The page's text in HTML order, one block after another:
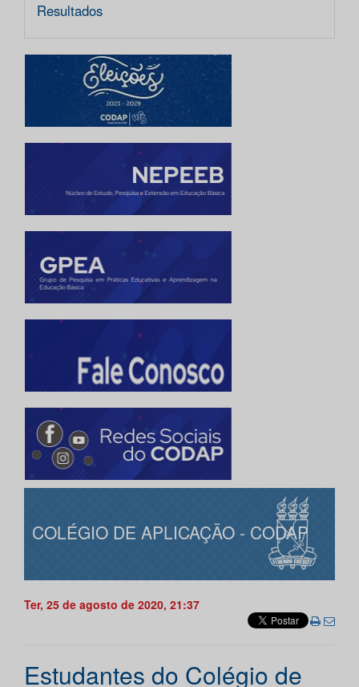
Resultados
COLÉGIO DE APLICAÇÃO - CODAP
Ter, 25 de agosto de 2020, 21:37
Estudantes do Colégio de